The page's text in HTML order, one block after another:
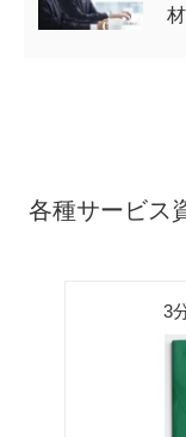
各種サービス
3